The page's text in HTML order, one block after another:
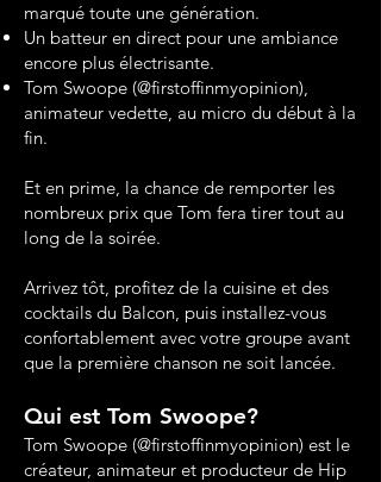
marqué toute une génération.
Un batteur en direct pour une ambiance
encore plus électrisante.
Tom Swoope (@firstoffinmyopinion),
animateur vedette, au micro du début à la
fin.
Et en prime, la chance de remporter les
nombreux prix que Tom fera tirer tout au
long de la soirée.
Arrivez tôt, profitez de la cuisine et des
cocktails du Balcon, puis installez-vous
confortablement avec votre groupe avant
que la première chanson ne soit lancée.
Qui est Tom Swoope?
Tom Swoope (@firstoffinmyopinion) est le
créateur, animateur et producteur de Hip